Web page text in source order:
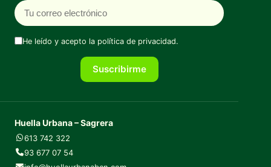
He leído y acepto la política de privacidad.
Suscribirme
Huella Urbana – Sagrera
613 742 322
93 677 07 54